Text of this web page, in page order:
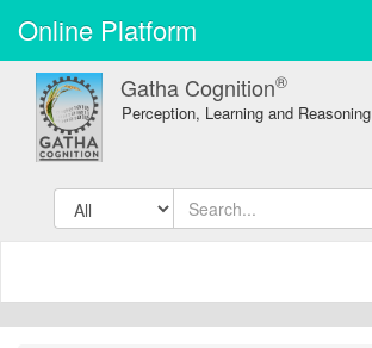
Online Platform
Gatha Cognition®
Perception, Learning and Reasoning